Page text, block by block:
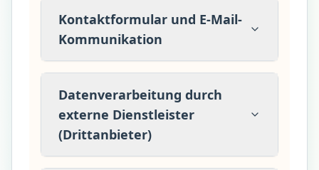
Kontaktformular und E-Mail-
Kommunikation
Datenverarbeitung durch
externe Dienstleister
(Drittanbieter)